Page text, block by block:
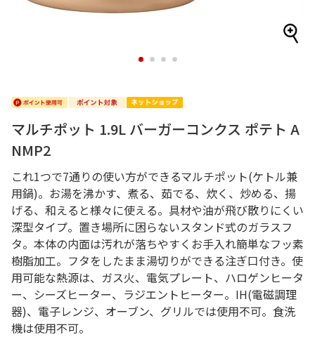
1 2 3 4
マルチポット 1.9L バーガーコンクス ポテト A
NMP2
これ1つで7通りの使い方ができるマルチポット(ケトル兼
用鍋)。お湯を沸かす、煮る、茹でる、炊く、炒める、揚
げる、和えると様々に使える。具材や油が飛び散りにくい
深型タイプ。置き場所に困らないスタンド式のガラスフ
タ。本体の内面は汚れが落ちやすくお手入れ簡単なフッ素
樹脂加工。フタをしたまま湯切りができる注ぎ口付き。使
用可能な熱源は、ガス火、電気プレート、ハロゲンヒータ
ー、シーズヒーター、ラジエントヒーター。IH(電磁調理
器)、電子レンジ、オーブン、グリルでは使用不可。食洗
機は使用不可。